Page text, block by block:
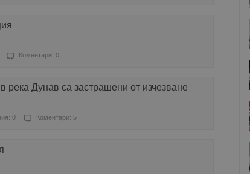
Коментари: 0
река Дунав са застрашени от изчезване
0 Коментари: 5